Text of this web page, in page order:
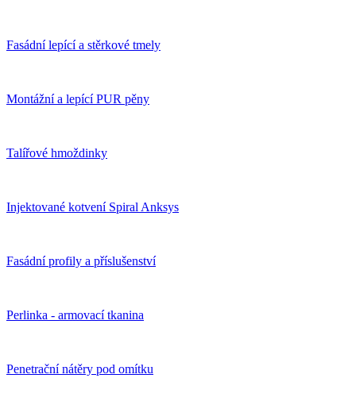
Fasádní lepící a stěrkové tmely
Montážní a lepící PUR pěny
Talířové hmoždinky
Injektované kotvení Spiral Anksys
Fasádní profily a příslušenství
Perlinka - armovací tkanina
Penetrační nátěry pod omítku